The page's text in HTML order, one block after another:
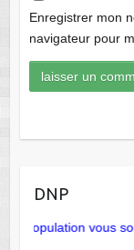
Enregistrer mon
navigateur pour
DNP
vous